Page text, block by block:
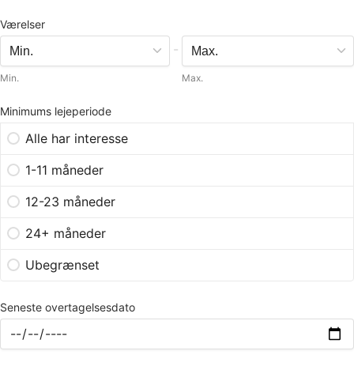
Værelser
Min.
-
Max.
Minimums lejeperiode
Alle har interesse
1-11 måneder
12-23 måneder
24+ måneder
Ubegrænset
Seneste overtagelsesdato